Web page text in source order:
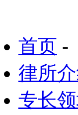
首页 -
律所
专长